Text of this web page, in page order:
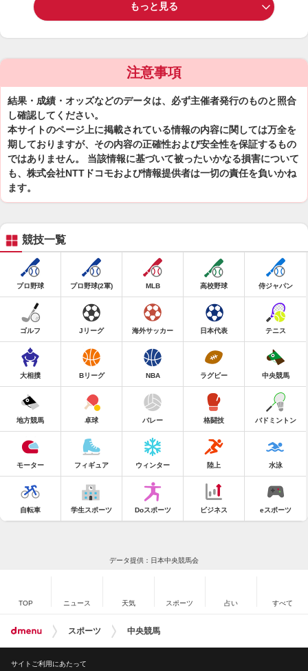
もっと見る
注意事項
結果・成績・オッズなどのデータは、必ず主催者発行のものと照合
し確認してください。
本サイトのページ上に掲載されている情報の内容に関しては万全を
期しておりますが、その内容の正確性および安全性を保証するもの
ではありません。 当該情報に基づいて被ったいかなる損害について
も、株式会社NTTドコモおよび情報提供者は一切の責任を負いかね
ます。
競技一覧
プロ野球 プロ野球(2軍) MLB 高校野球 侍ジャパン
ゴルフ Jリーグ 海外サッカー 日本代表 テニス
大相撲 Bリーグ NBA ラグビー 中央競馬
地方競馬 卓球 バレー 格闘技 バドミントン
モーター フィギュア ウィンター 陸上 水泳
自転車 学生スポーツ Doスポーツ ビジネス eスポーツ
データ提供：日本中央競馬会
TOP ニュース 天気 スポーツ 占い すべて
スポーツ 中央競馬
サイトご利用にあたって